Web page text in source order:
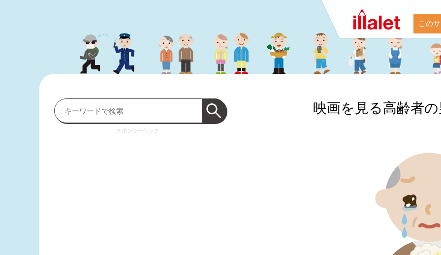
この
映画を見る高齢者
スポンサーリンク